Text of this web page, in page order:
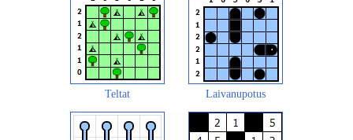
Teltat Laivanupotus